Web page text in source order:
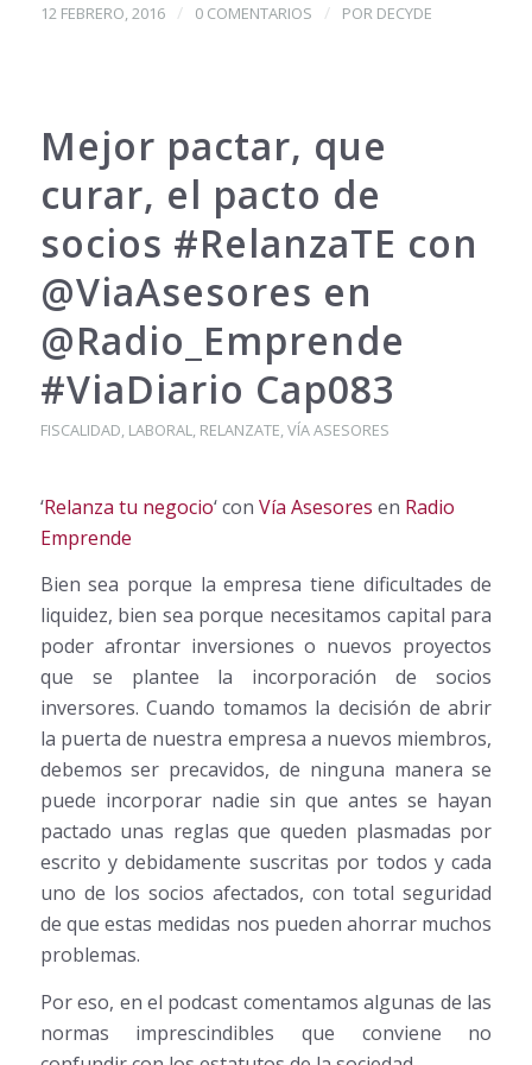
12 FEBRERO, 2016 / 0 COMENTARIOS / POR DECYDE
Mejor pactar, que
curar, el pacto de
socios ‪#‎RelanzaTE‬ con
@ViaAsesores en
@Radio_Emprende
#ViaDiario Cap083
FISCALIDAD, LABORAL, RELANZATE,VÍA ASESORES
‘Relanza tu negocio‘ con Vía Asesores en Radio
Emprende
Bien sea porque la empresa tiene dificultades de
liquidez, bien sea porque necesitamos capital para
poder afrontar inversiones o nuevos proyectos
que se plantee la incorporación de socios
inversores. Cuando tomamos la decisión de abrir
la puerta de nuestra empresa a nuevos miembros,
debemos ser precavidos, de ninguna manera se
puede incorporar nadie sin que antes se hayan
pactado unas reglas que queden plasmadas por
escrito y debidamente suscritas por todos y cada
uno de los socios afectados, con total seguridad
de que estas medidas nos pueden ahorrar muchos
problemas.
Por eso, en el podcast comentamos algunas de las
normas imprescindibles que conviene no